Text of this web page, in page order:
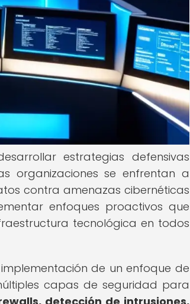
estrategias defensivas
organizaciones se enfrentan a
contra amenazas cibernéticas
enfoques proactivos que
tecnológica en todos
de un enfoque de
capas de seguridad para